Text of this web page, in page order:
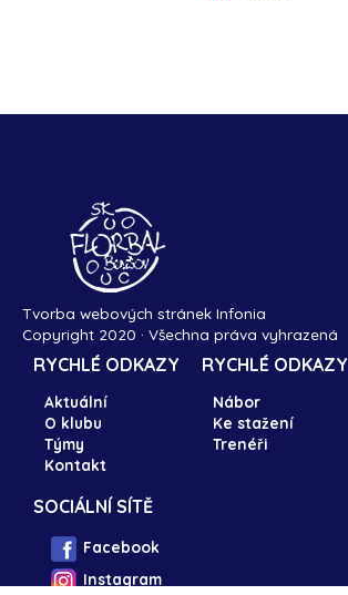
Tvorba webových stránek Infonia
Copyright 2020 · Všechna práva vyhrazená
RYCHLÉ ODKAZY
Aktuální
O klubu
Týmy
Kontakt
RYCHLÉ ODKAZY
Nábor
Ke stažení
Trenéři
SOCIÁLNÍ SÍTĚ
Facebook
Instagram